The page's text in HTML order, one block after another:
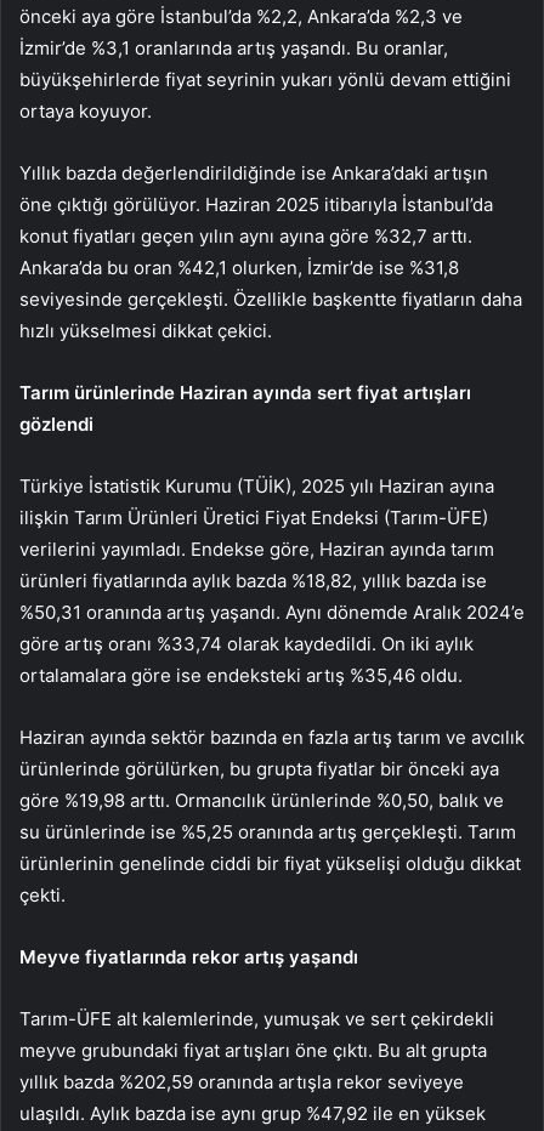
önceki aya göre İstanbul’da %2,2, Ankara’da %2,3 ve
İzmir’de %3,1 oranlarında artış yaşandı. Bu oranlar,
büyükşehirlerde fiyat seyrinin yukarı yönlü devam ettiğini
ortaya koyuyor.
Yıllık bazda değerlendirildiğinde ise Ankara’daki artışın
öne çıktığı görülüyor. Haziran 2025 itibarıyla İstanbul’da
konut fiyatları geçen yılın aynı ayına göre %32,7 arttı.
Ankara’da bu oran %42,1 olurken, İzmir’de ise %31,8
seviyesinde gerçekleşti. Özellikle başkentte fiyatların daha
hızlı yükselmesi dikkat çekici.
Tarım ürünlerinde Haziran ayında sert fiyat artışları
gözlendi
Türkiye İstatistik Kurumu (TÜİK), 2025 yılı Haziran ayına
ilişkin Tarım Ürünleri Üretici Fiyat Endeksi (Tarım-ÜFE)
verilerini yayımladı. Endekse göre, Haziran ayında tarım
ürünleri fiyatlarında aylık bazda %18,82, yıllık bazda ise
%50,31 oranında artış yaşandı. Aynı dönemde Aralık 2024’e
göre artış oranı %33,74 olarak kaydedildi. On iki aylık
ortalamalara göre ise endeksteki artış %35,46 oldu.
Haziran ayında sektör bazında en fazla artış tarım ve avcılık
ürünlerinde görülürken, bu grupta fiyatlar bir önceki aya
göre %19,98 arttı. Ormancılık ürünlerinde %0,50, balık ve
su ürünlerinde ise %5,25 oranında artış gerçekleşti. Tarım
ürünlerinin genelinde ciddi bir fiyat yükselişi olduğu dikkat
çekti.
Meyve fiyatlarında rekor artış yaşandı
Tarım-ÜFE alt kalemlerinde, yumuşak ve sert çekirdekli
meyve grubundaki fiyat artışları öne çıktı. Bu alt grupta
yıllık bazda %202,59 oranında artışla rekor seviyeye
ulaşıldı. Aylık bazda ise aynı grup %47,92 ile en yüksek